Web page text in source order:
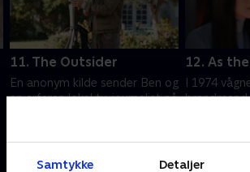
Samtykke Detaljer
11. The Outsider
En anonym kilde sender Ben og
en erfaren lokal tv-journalist på
begyndelsen af 80’erne.
12. As
I 1974
ansigt
et tårnhøjt
redde mor